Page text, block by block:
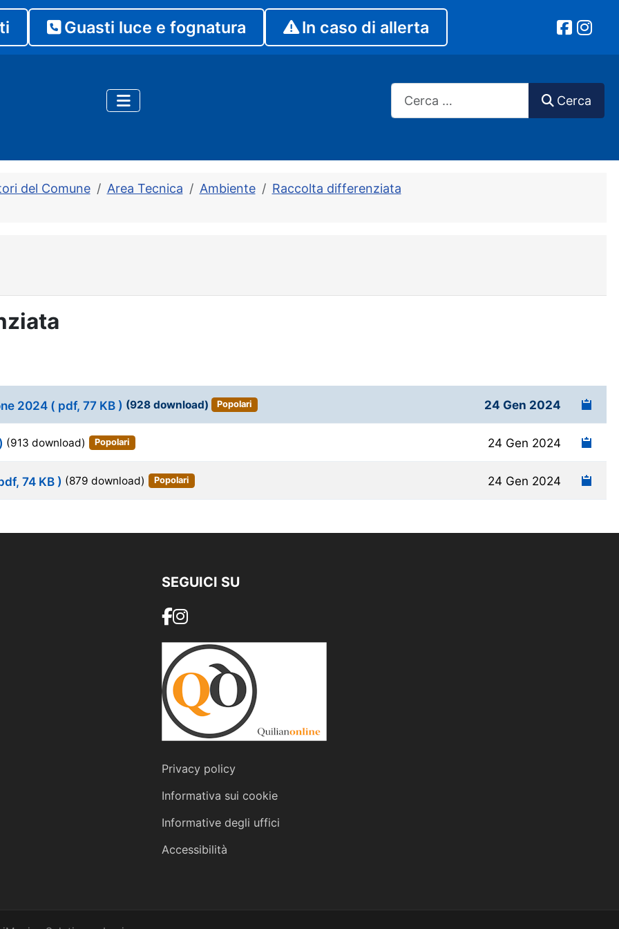
Guasti luce e fognatura In caso di allerta
Cerca
Cerca
del Comune Area Tecnica Ambiente
Raccolta differenziata
2024 ( pdf, 77 KB ) (928 download) Popolari 24 Gen 2024
(913 download) Popolari 24 Gen 2024
74 KB ) (879 download) Popolari 24 Gen 2024
SEGUICI SU
Privacy policy
Informativa sui cookie
Informative degli uffici
Accessibilità